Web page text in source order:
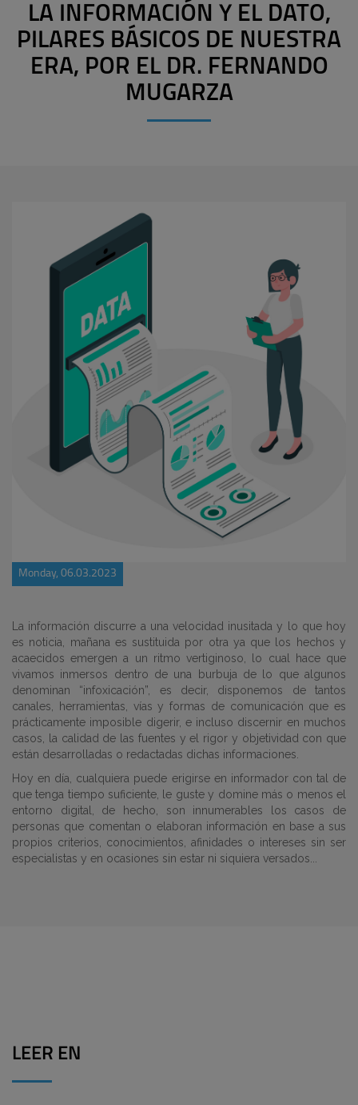
LA INFORMACIÓN Y EL DATO,
PILARES BÁSICOS DE NUESTRA
ERA, POR EL DR. FERNANDO
MUGARZA
Monday, 06.03.2023
La información discurre a una velocidad inusitada y lo que hoy
es noticia, mañana es sustituida por otra ya que los hechos y
acaecidos emergen a un ritmo vertiginoso, lo cual hace que
vivamos inmersos dentro de una burbuja de lo que algunos
denominan “infoxicación”, es decir, disponemos de tantos
canales, herramientas, vías y formas de comunicación que es
prácticamente imposible digerir, e incluso discernir en muchos
casos, la calidad de las fuentes y el rigor y objetividad con que
están desarrolladas o redactadas dichas informaciones.
Hoy en día, cualquiera puede erigirse en informador con tal de
que tenga tiempo suficiente, le guste y domine más o menos el
entorno digital, de hecho, son innumerables los casos de
personas que comentan o elaboran información en base a sus
propios criterios, conocimientos, afinidades o intereses sin ser
especialistas y en ocasiones sin estar ni siquiera versados...
LEER EN